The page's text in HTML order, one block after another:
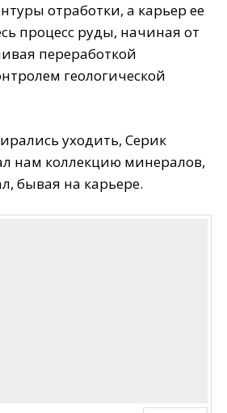
отработки, а карьер ее
процесс руды, начиная от
переработкой
геологической
уходить, Серик
нам коллекцию минералов,
бывая на карьере.